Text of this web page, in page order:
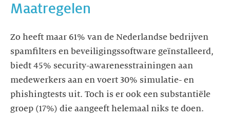
Maatregelen
Zo heeft maar 61% van de Nederlandse bedrijven
spamfilters en beveiligingssoftware geïnstalleerd,
biedt 45% security-awarenesstrainingen aan
medewerkers aan en voert 30% simulatie- en
phishingtests uit. Toch is er ook een substantiële
groep (17%) die aangeeft helemaal niks te doen.